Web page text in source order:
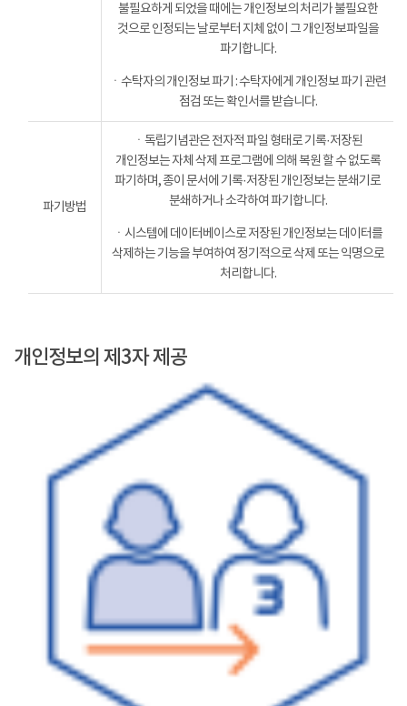
불필요하게 되었을 때에는 개인정보의 처리가 불필요한
것으로 인정되는 날로부터 지체 없이 그 개인정보파일을
파기합니다.
ㆍ수탁자의 개인정보 파기 : 수탁자에게 개인정보 파기 관련
점검 또는 확인서를 받습니다.
파기방법
ㆍ독립기념관은 전자적 파일 형태로 기록·저장된
개인정보는 자체 삭제 프로그램에 의해 복원 할 수 없도록
파기하며, 종이 문서에 기록·저장된 개인정보는 분쇄기로
분쇄하거나 소각하여 파기합니다.
ㆍ시스템에 데이터베이스로 저장된 개인정보는 데이터를
삭제하는 기능을 부여하여 정기적으로 삭제 또는 익명으로
처리합니다.
개인정보의 제3자 제공